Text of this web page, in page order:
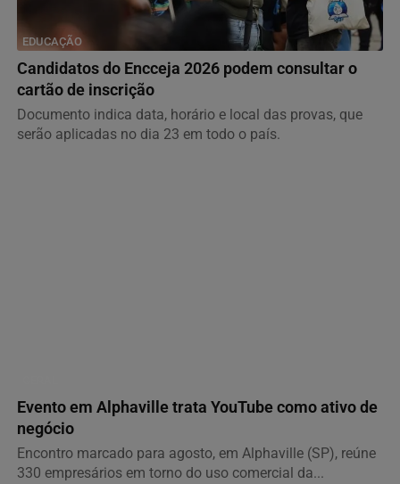
EDUCAÇÃO
Candidatos do Encceja 2026 podem consultar o
cartão de inscrição
Documento indica data, horário e local das provas, que
serão aplicadas no dia 23 em todo o país.
GERAL
Evento em Alphaville trata YouTube como ativo de
negócio
Encontro marcado para agosto, em Alphaville (SP), reúne